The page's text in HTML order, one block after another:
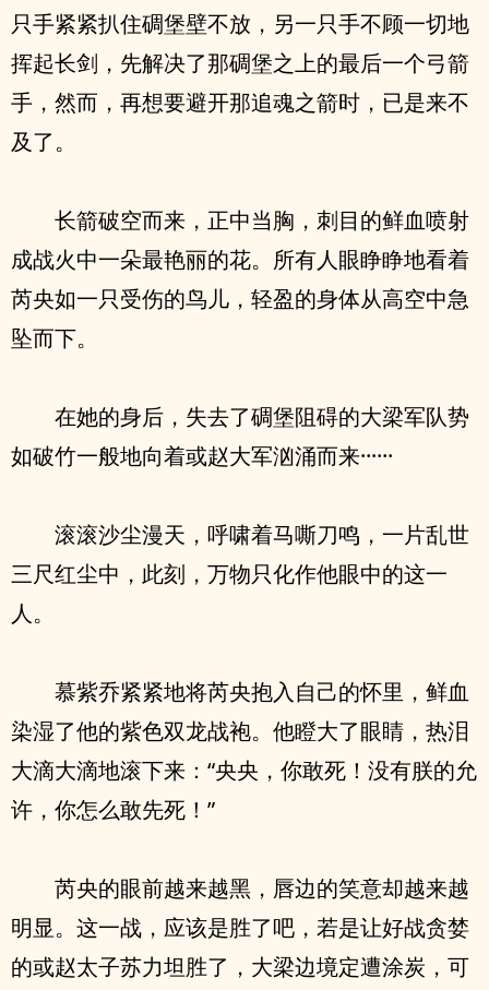
只手紧紧扒住碉堡壁不放，另一只手不顾一切地
挥起长剑，先解决了那碉堡之上的最后一个弓箭
手，然而，再想要避开那追魂之箭时，已是来不
及了。
长箭破空而来，正中当胸，刺目的鲜血喷射
成战火中一朵最艳丽的花。所有人眼睁睁地看着
芮央如一只受伤的鸟儿，轻盈的身体从高空中急
坠而下。
在她的身后，失去了碉堡阻碍的大梁军队势
如破竹一般地向着或赵大军汹涌而来······
滚滚沙尘漫天，呼啸着马嘶刀鸣，一片乱世
三尺红尘中，此刻，万物只化作他眼中的这一
人。
慕紫乔紧紧地将芮央抱入自己的怀里，鲜血
染湿了他的紫色双龙战袍。他瞪大了眼睛，热泪
大滴大滴地滚下来：“央央，你敢死！没有朕的允
许，你怎么敢先死！”
芮央的眼前越来越黑，唇边的笑意却越来越
明显。这一战，应该是胜了吧，若是让好战贪婪
的或赵太子苏力坦胜了，大梁边境定遭涂炭，可